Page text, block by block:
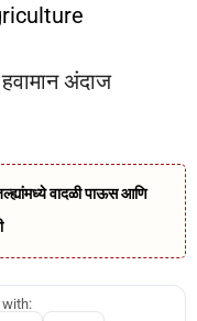
हवामान अंदाज
वादळी पाऊस आणि